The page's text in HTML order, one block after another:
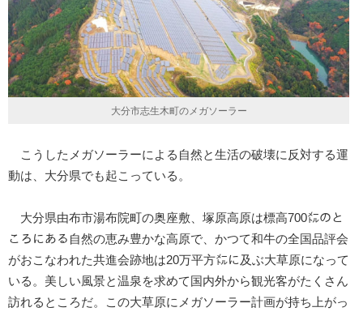
大分市志生木町のメガソーラー
こうしたメガソーラーによる自然と生活の破壊に反対する運
動は、大分県でも起こっている。
大分県由布市湯布院町の奥座敷、塚原高原は標高700㍍のと
ころにある自然の恵み豊かな高原で、かつて和牛の全国品評会
がおこなわれた共進会跡地は20万平方㍍に及ぶ大草原になって
いる。美しい風景と温泉を求めて国内外から観光客がたくさん
訪れるところだ。この大草原にメガソーラー計画が持ち上がっ